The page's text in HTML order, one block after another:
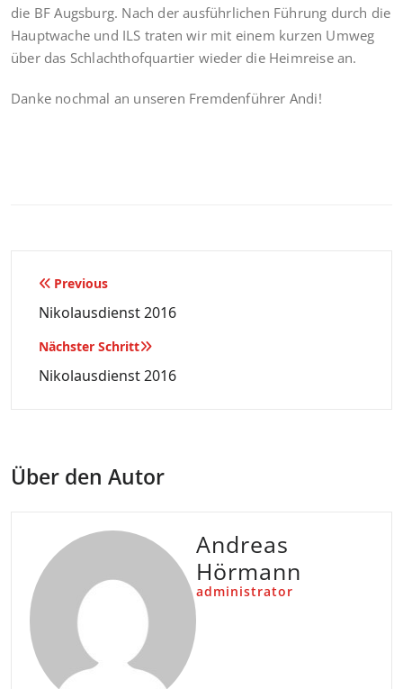
die BF Augsburg. Nach der ausführlichen Führung durch die
Hauptwache und ILS traten wir mit einem kurzen Umweg
über das Schlachthofquartier wieder die Heimreise an.
Danke nochmal an unseren Fremdenführer Andi!
Beitragsnavigation
Previous
Nikolausdienst 2016
Nächster Schritt
Nikolausdienst 2016
Über den Autor
Andreas
Hörmann
administrator